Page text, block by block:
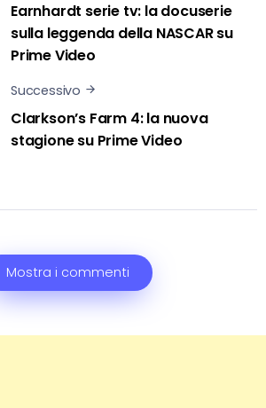
Earnhardt serie tv: la docuserie
sulla leggenda della NASCAR su
Prime Video
Successivo
Clarkson’s Farm 4: la nuova
stagione su Prime Video
Mostra i commenti